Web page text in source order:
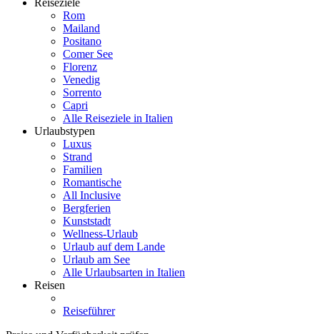
Reiseziele
Rom
Mailand
Positano
Comer See
Florenz
Venedig
Sorrento
Capri
Alle Reiseziele in Italien
Urlaubstypen
Luxus
Strand
Familien
Romantische
All Inclusive
Bergferien
Kunststadt
Wellness-Urlaub
Urlaub auf dem Lande
Urlaub am See
Alle Urlaubsarten in Italien
Reisen
Reiseführer